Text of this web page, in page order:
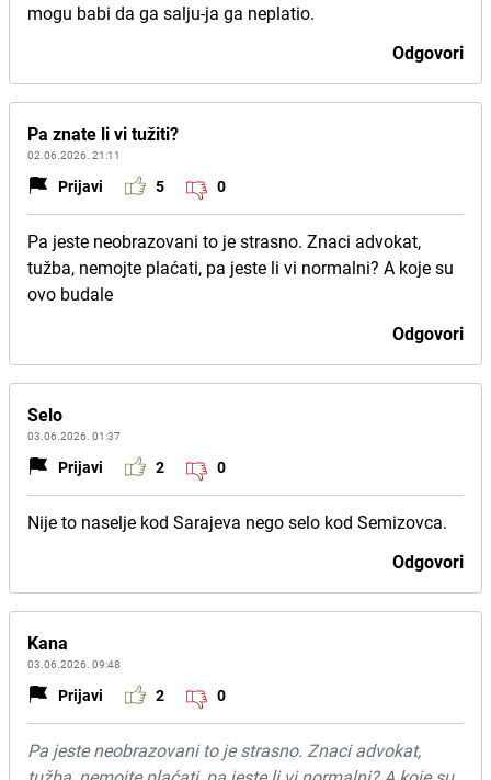
mogu babi da ga salju-ja ga neplatio.
Odgovori
Pa znate li vi tužiti?
02.06.2026. 21:11
Prijavi 5 0
Pa jeste neobrazovani to je strasno. Znaci advokat,
tužba, nemojte plaćati, pa jeste li vi normalni? A koje su
ovo budale
Odgovori
Selo
03.06.2026. 01:37
Prijavi 2 0
Nije to naselje kod Sarajeva nego selo kod Semizovca.
Odgovori
Kana
03.06.2026. 09:48
Prijavi 2 0
Pa jeste neobrazovani to je strasno. Znaci advokat,